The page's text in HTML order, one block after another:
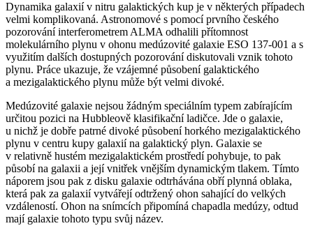
Dynamika galaxií v nitru galaktických kup je v některých případech
velmi komplikovaná. Astronomové s pomocí prvního českého
pozorování interferometrem ALMA odhalili přítomnost
molekulárního plynu v ohonu medúzovité galaxie ESO 137-001 a s
využitím dalších dostupných pozorování diskutovali vznik tohoto
plynu. Práce ukazuje, že vzájemné působení galaktického
a mezigalaktického plynu může být velmi divoké.
Medúzovité galaxie nejsou žádným speciálním typem zabírajícím
určitou pozici na Hubbleově klasifikační ladičce. Jde o galaxie,
u nichž je dobře patrné divoké působení horkého mezigalaktického
plynu v centru kupy galaxií na galaktický plyn. Galaxie se
v relativně hustém mezigalaktickém prostředí pohybuje, to pak
působí na galaxii a její vnitřek vnějším dynamickým tlakem. Tímto
náporem jsou pak z disku galaxie odtrhávána obří plynná oblaka,
která pak za galaxií vytvářejí odtržený ohon sahající do velkých
vzdáleností. Ohon na snímcích připomíná chapadla medúzy, odtud
mají galaxie tohoto typu svůj název.